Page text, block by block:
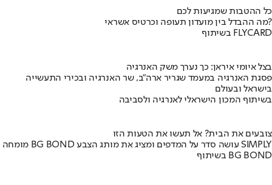
כל ההטבות שמגיעות לכם
מה ההבדל בין מועדון תעופה וכרטיס אשראי?
בשיתוף FLYCARD
בצל איומי איראן: כך נערך משק האנרגיה
פסגת האנרגיה במעמד שגריר ארה"ב, שר האנרגיה ובכירי התעשייה
בישראל ובעולם
בשיתוף המכון הישראלי לאנרגיה ולסביבה
צובעים את הבית? אל תעשו את הטעות הזו
מומחה BG BOND עושה סדר על המדפים ומציג את מותג הצבע SIMPLY
בשיתוף BG BOND